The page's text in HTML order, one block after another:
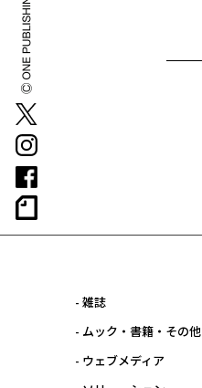
- 雑誌
- ムック・書籍・その他
- ウェブメディア